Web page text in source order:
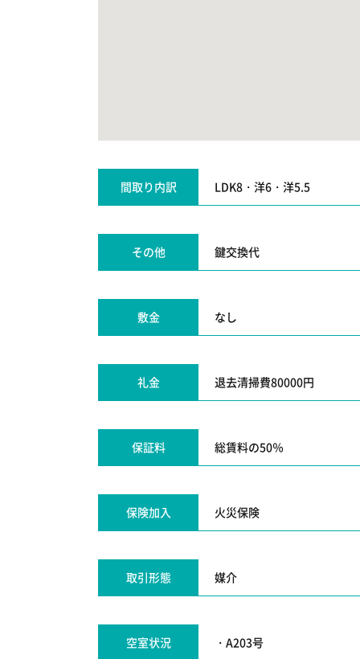
間取り内訳 LDK8・洋6・洋5.5
その他 鍵交換代
敷金 なし
礼金 退去清掃費80000円
保証料 総賃料の50％
保険加入 火災保険
取引形態 媒介
空室状況 ・A203号